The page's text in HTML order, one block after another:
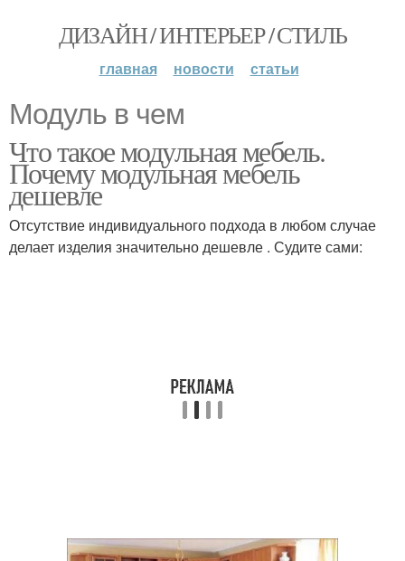
ДИЗАЙН / ИНТЕРЬЕР / СТИЛЬ
главная новости статьи
Модуль в чем
Что такое модульная мебель.
Почему модульная мебель
дешевле
Отсутствие индивидуального подхода в любом случае
делает изделия значительно дешевле . Судите сами: